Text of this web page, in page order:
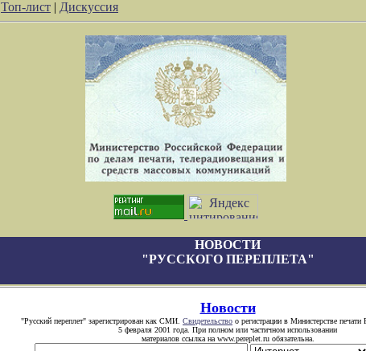
Топ-лист | Дискуссия
НОВОСТИ
"РУССКОГО ПЕРЕПЛЕТА"
Новости
"Русский переплет" зарегистрирован как СМИ. Свидетельство о регистрации в Министерстве
5 февраля 2001 года. При полном или частичном использовании
материалов ссылка на www.pereplet.ru обязательна.